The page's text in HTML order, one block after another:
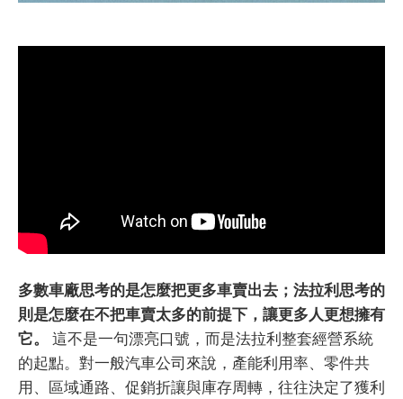
多數車廠思考的是怎麼把更多車賣出去；法拉利思考的
則是怎麼在不把車賣太多的前提下，讓更多人更想擁有
它。
這不是一句漂亮口號，而是法拉利整套經營系統
的起點。對一般汽車公司來說，產能利用率、零件共
用、區域通路、促銷折讓與庫存周轉，往往決定了獲利